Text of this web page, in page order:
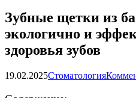
Зубные щетки из
экологично и
здоровья зубов
19.02.2025Стоматология